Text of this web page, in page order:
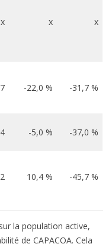
x x x
-22,0 % -31,7 %
-5,0 % -37,0 %
10,4 % -45,7 %
la population active,
de CAPACOA. Cela